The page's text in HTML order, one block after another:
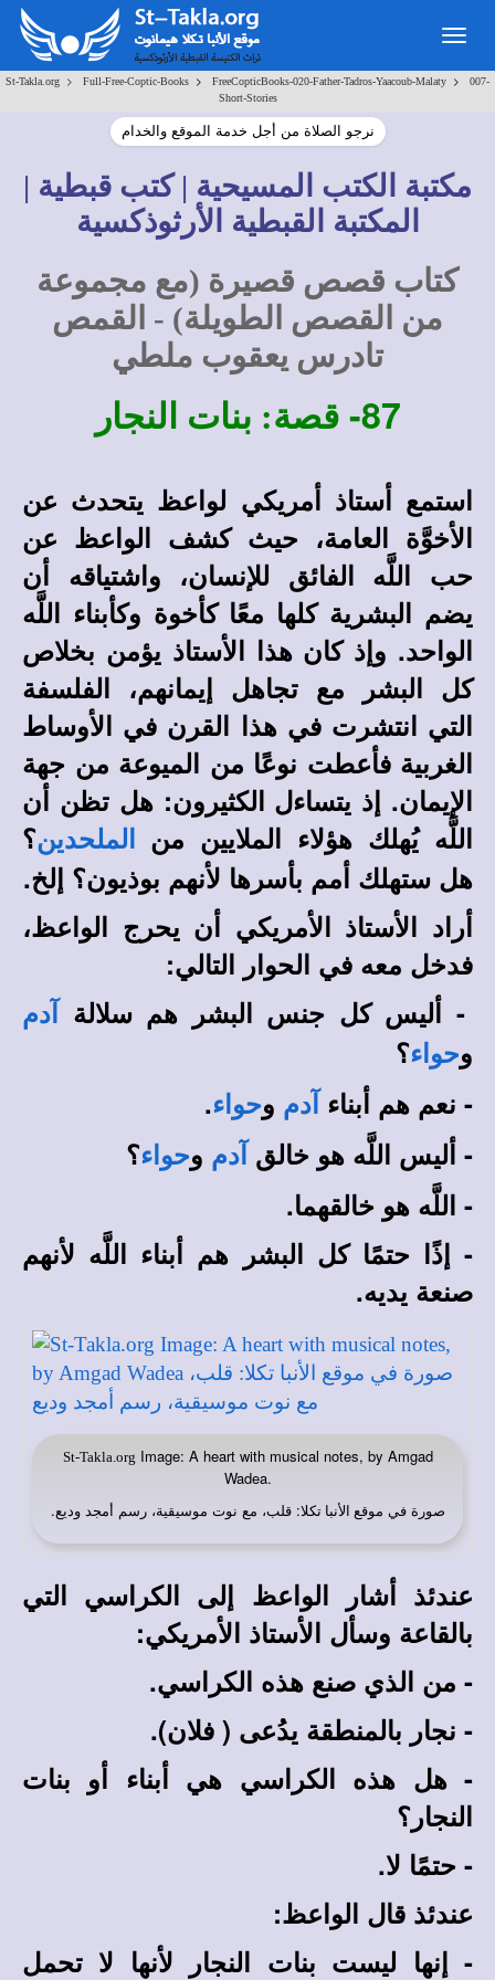
St-Takla.org > Full-Free-Coptic-Books > FreeCopticBooks-020-Father-Tadros-Yaacoub-Malaty >
007-
Short-Stories
نرجو الصلاة من أجل خدمة الموقع والخدام
مكتبة الكتب المسيحية | كتب قبطية |
المكتبة القبطية الأرثوذكسية
كتاب قصص قصيرة (مع مجموعة
من القصص الطويلة) - القمص
تادرس يعقوب ملطي
87- قصة: بنات النجار
استمع أستاذ أمريكي لواعظ يتحدث عن
الأخوَّة العامة، حيث كشف الواعظ عن
حب اللَّه الفائق للإنسان، واشتياقه أن
يضم البشرية كلها معًا كأخوة وكأبناء اللَّه
الواحد. وإذ كان هذا الأستاذ يؤمن بخلاص
كل البشر مع تجاهل إيمانهم، الفلسفة
التي انتشرت في هذا القرن في الأوساط
الغربية فأعطت نوعًا من الميوعة من جهة
الإيمان. إذ يتساءل الكثيرون: هل تظن أن
اللَّه يُهلك هؤلاء الملايين من
الملحدين؟
هل ستهلك أمم بأسرها لأنهم بوذيون؟ إلخ.
أراد الأستاذ الأمريكي أن يحرج الواعظ،
فدخل معه في الحوار التالي:
- أليس كل جنس البشر هم سلالة آدم
وحواء؟
- نعم هم أبناء آدم وحواء.
- أليس اللَّه هو خالق آدم وحواء؟
- اللَّه هو خالقهما.
- إذًا حتمًا كل البشر هم أبناء اللَّه لأنهم
صنعة يديه.
St-Takla.org Image: A heart with musical notes, by Amgad
Wadea.
صورة في موقع الأنبا تكلا: قلب، مع نوت موسيقية، رسم أمجد وديع.
عندئذ أشار الواعظ إلى الكراسي التي
بالقاعة وسأل الأستاذ الأمريكي:
- من الذي صنع هذه الكراسي.
- نجار بالمنطقة يدُعى ( فلان).
- هل هذه الكراسي هي أبناء أو بنات
النجار؟
- حتمًا لا.
عندئذ قال الواعظ:
- إنها ليست بنات النجار لأنها لا تحمل